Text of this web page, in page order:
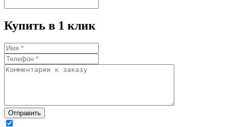
Купить в 1 клик
Отправить